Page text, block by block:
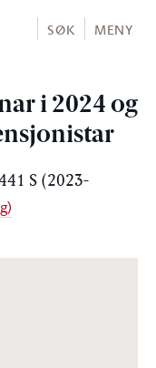
SØK MENY
i 2024 og
S (2023-